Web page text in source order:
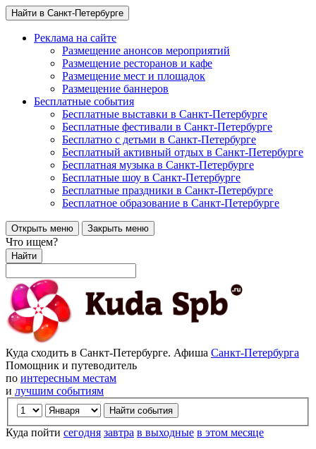
Найти в Санкт-Петербурге
Реклама на сайте
Размещение анонсов мероприятий
Размещение ресторанов и кафе
Размещение мест и площадок
Размещение баннеров
Бесплатные события
Бесплатные выставки в Санкт-Петербурге
Бесплатные фестивали в Санкт-Петербурге
Бесплатно с детьми в Санкт-Петербурге
Бесплатный активный отдых в Санкт-Петербурге
Бесплатная музыка в Санкт-Петербурге
Бесплатные шоу в Санкт-Петербурге
Бесплатные праздники в Санкт-Петербурге
Бесплатное образование в Санкт-Петербурге
Открыть меню Закрыть меню
Что ищем?
Найти
Куда сходить в Санкт-Петербурге. Афиша Санкт-Петербурга
Помощник и путеводитель
по интересным местам
и лучшим событиям
Куда пойти сегодня завтра в выходные в этом месяце